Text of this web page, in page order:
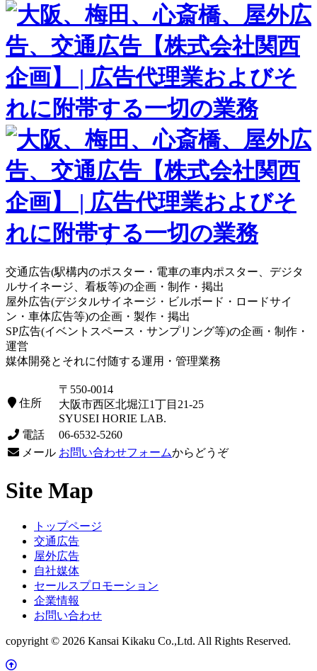
交通広告(駅構内のポスター・電車の車内ポスター、デジタ
ルサイネージ、看板等)の企画・制作・掲出
屋外広告(デジタルサイネージ・ビルボード・ロードサイ
ン・車体広告等)の企画・製作・掲出
SP広告(イベントスペース・サンプリング等)の企画・制作・
運営
媒体開発とそれに付随する運用・管理業務
住所
〒550-0014
大阪市西区北堀江1丁目21-25
SYUSEI HORIE LAB.
電話
06-6532-5260
メール お問い合わせフォームからどうぞ
Site Map
トップページ
交通広告
屋外広告
自社媒体
セールスプロモーション
企業情報
お問い合わせ
copyright © 2026 Kansai Kikaku Co.,Ltd. All Rights Reserved.